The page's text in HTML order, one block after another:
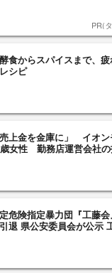
PR(
食からスパイスまで、
シピ
売上金を金庫に」 イオ
女性 勤務店運営会社の
危険指定暴力団『工藤
退 県公安委員会が公示